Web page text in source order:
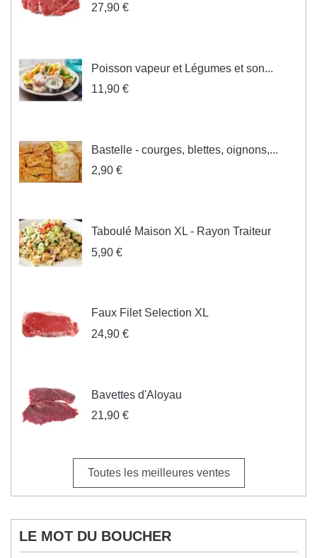
27,90 €
Poisson vapeur et Légumes et son...
11,90 €
Bastelle - courges, blettes, oignons,...
2,90 €
Taboulé Maison XL - Rayon Traiteur
5,90 €
Faux Filet Selection XL
24,90 €
Bavettes d'Aloyau
21,90 €
Toutes les meilleures ventes
LE MOT DU BOUCHER